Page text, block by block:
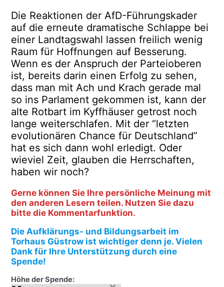
Die Reaktionen der AfD-Führungskader
auf die erneute dramatische Schlappe bei
einer Landtagswahl lassen freilich wenig
Raum für Hoffnungen auf Besserung.
Wenn es der Anspruch der Parteioberen
ist, bereits darin einen Erfolg zu sehen,
dass man mit Ach und Krach gerade mal
so ins Parlament gekommen ist, kann der
alte Rotbart im Kyffhäuser getrost noch
lange weiterschlafen. Mit der “letzten
evolutionären Chance für Deutschland”
hat es sich dann wohl erledigt. Oder
wieviel Zeit, glauben die Herrschaften,
haben wir noch?
Gerne können Sie Ihre persönliche Meinung mit
den anderen Lesern teilen. Nutzen Sie dazu
bitte die Kommentarfunktion.
Die Aufklärungs- und Bildungsarbeit im
Torhaus Güstrow ist wichtiger denn je. Vielen
Dank für Ihre Unterstützung durch eine
Spende!
Höhe der Spende: